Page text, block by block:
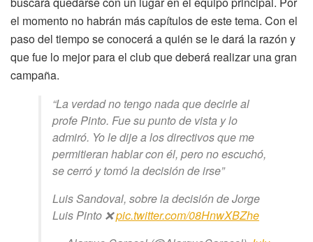
el momento no habrán más capítulos de este tema. Con el
paso del tiempo se conocerá a quién se le dará la razón y
que fue lo mejor para el club que deberá realizar una gran
campaña.
“La verdad no tengo nada que decirle al
profe Pinto. Fue su punto de vista y lo
admiró. Yo le dije a los directivos que me
permitieran hablar con él, pero no escuchó,
se cerró y tomó la decisión de irse”
Luis Sandoval, sobre la decisión de Jorge
Luis Pinto ❌pic.twitter.com/08HnwXBZhe